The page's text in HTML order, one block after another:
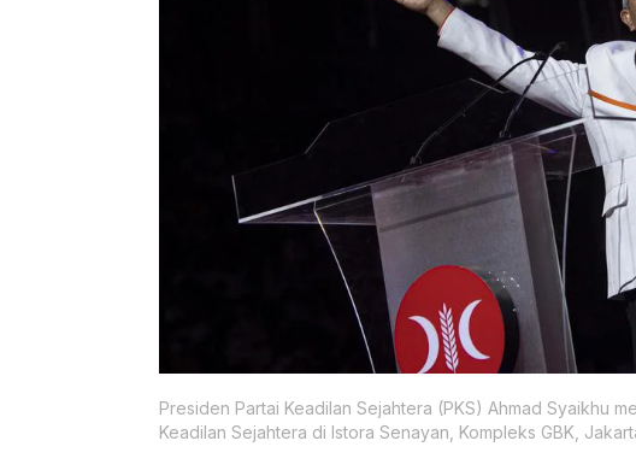
Presiden Partai Keadilan Sejahtera (PKS) Ahmad Syaikhu
Keadilan Sejahtera di Istora Senayan, Kompleks GBK,